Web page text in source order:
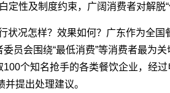
定性及制度约束，广阔消费者对解脱“
状况怎样？效果如何？广东作为全
员会围绕“最低消费”等消费者最为
个知名抢手的各类餐饮企业，经
提出处理建议。